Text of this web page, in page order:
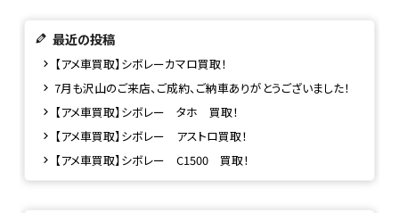
最近の投稿
【アメ車買取】シボレーカマロ買取！
7月も沢山のご来店、ご成約、ご納車ありがとうございました！
【アメ車買取】シボレー タホ 買取！
【アメ車買取】シボレー アストロ買取！
【アメ車買取】シボレー C1500 買取！